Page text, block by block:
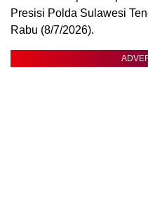
Presisi Polda Sulawesi
Rabu (8/7/2026).